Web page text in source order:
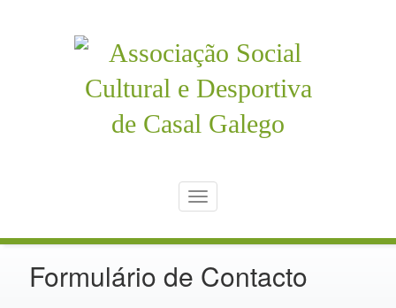
Associação Social Cultural e
Desportiva de Casal Galego
Toggle navigation
Formulário de Contacto